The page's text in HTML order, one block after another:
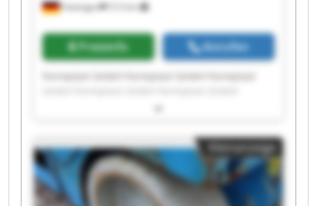
Hattingen 513 km
Preisinfo Anrufen
Formplast GmbH Formplast GmbH Formplast
Formplast GmbH Formplast GmbH Formplast
GmbH Formplast GmbH Formplast GmbH
Formplast GmbH Formplast GmbH Formplast
GmbH Formplast GmbH Formplast GmbH
Kleinanzeige